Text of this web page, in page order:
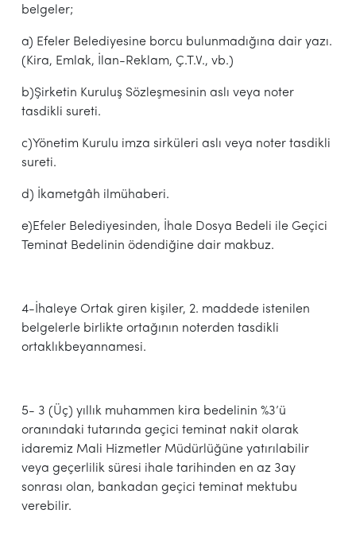
belgeler;
a) Efeler Belediyesine borcu bulunmadığına dair yazı.
(Kira, Emlak, İlan-Reklam, Ç.T.V., vb.)
b)Şirketin Kuruluş Sözleşmesinin aslı veya noter
tasdikli sureti.
c)Yönetim Kurulu imza sirküleri aslı veya noter tasdikli
sureti.
d) İkametgâh ilmühaberi.
e)Efeler Belediyesinden, İhale Dosya Bedeli ile Geçici
Teminat Bedelinin ödendiğine dair makbuz.
4-İhaleye Ortak giren kişiler, 2. maddede istenilen
belgelerle birlikte ortağının noterden tasdikli
ortaklıkbeyannamesi.
5- 3 (Üç) yıllık muhammen kira bedelinin %3’ü
oranındaki tutarında geçici teminat nakit olarak
idaremiz Mali Hizmetler Müdürlüğüne yatırılabilir
veya geçerlilik süresi ihale tarihinden en az 3ay
sonrası olan, bankadan geçici teminat mektubu
verebilir.